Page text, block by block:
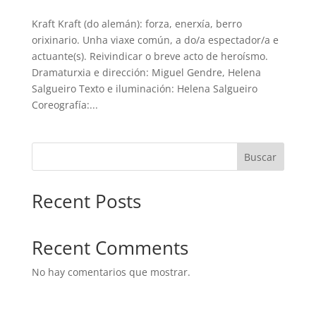
Kraft Kraft (do alemán): forza, enerxía, berro
orixinario. Unha viaxe común, a do/a espectador/a e
actuante(s). Reivindicar o breve acto de heroísmo.
Dramaturxia e dirección: Miguel Gendre, Helena
Salgueiro Texto e iluminación: Helena Salgueiro
Coreografía:...
Buscar
Recent Posts
Recent Comments
No hay comentarios que mostrar.